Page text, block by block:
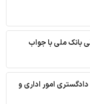
بانک ملی با جواب
امور اداری و